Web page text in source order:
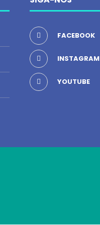
FACEBOOK
INSTAGRAM
YOUTUBE